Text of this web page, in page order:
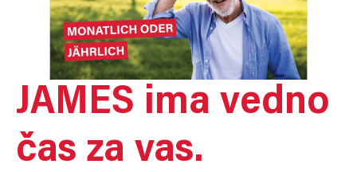
JAMES ima vedno
čas za vas.